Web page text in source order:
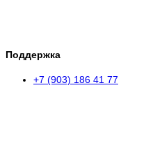
Поддержка
+7 (903) 186 41 77